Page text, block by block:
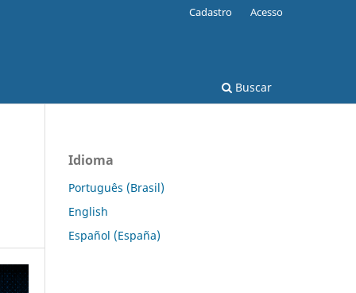
Buscar
Cadastro Acesso
Idioma
Português (Brasil)
English
Español (España)